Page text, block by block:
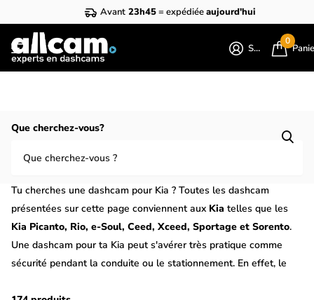
Avant 23h45= expédiéeaujourd'hui
Que cherchez-vous?
S'identifier
0
Homepage
Dashcam pour Kia ? Toutes les dashcam
pour Kia
Tu cherches une dashcam pour Kia ? Toutes les dashcam
présentées sur cette page conviennent aux Kia telles que les
Kia Picanto, Rio, e-Soul, Ceed, Xceed, Sportage et Sorento.
Une dashcam pour ta Kia peut s'avérer très pratique comme
sécurité pendant la conduite ou le stationnement. En effet, le